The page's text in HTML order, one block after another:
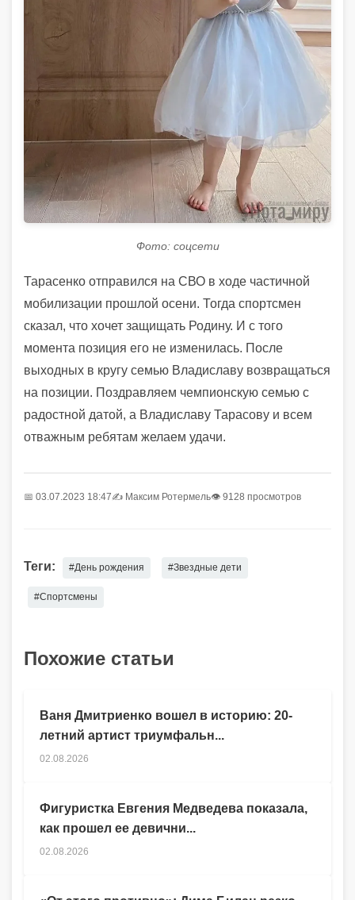
Фото: соцсети
Тарасенко отправился на СВО в ходе частичной
мобилизации прошлой осени. Тогда спортсмен
сказал, что хочет защищать Родину. И с того
момента позиция его не изменилась. После
выходных в кругу семью Владиславу возвращаться
на позиции. Поздравляем чемпионскую семью с
радостной датой, а Владиславу Тарасову и всем
отважным ребятам желаем удачи.
📅 03.07.2023 18:47✍️ Максим Ротермель👁 9128 просмотров
Теги: #День рождения #Звездные дети
#Спортсмены
Похожие статьи
Ваня Дмитриенко вошел в историю: 20-
летний артист триумфальн...
02.08.2026
Фигуристка Евгения Медведева показала,
как прошел ее девични...
02.08.2026